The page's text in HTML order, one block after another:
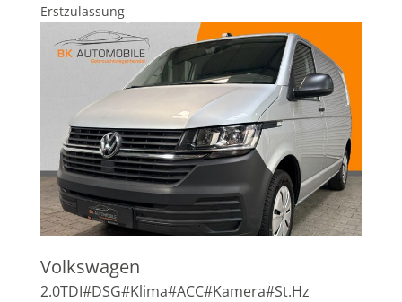
Erstzulassung
Volkswagen
2.0TDI#DSG#Klima#ACC#Kamera#St.Hz